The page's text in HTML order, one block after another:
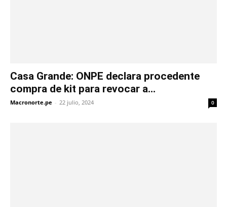
Casa Grande: ONPE declara procedente
compra de kit para revocar a...
Macronorte.pe - 22 julio, 2024 0